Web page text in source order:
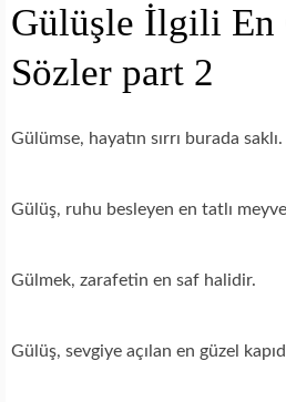
Gülüşle İlgili En
Sözler part 2
Gülümse, hayatın sırrı burada saklı.
Gülüş, ruhu besleyen en tatlı
Gülmek, zarafetin en saf halidir.
Gülüş, sevgiye açılan en güzel